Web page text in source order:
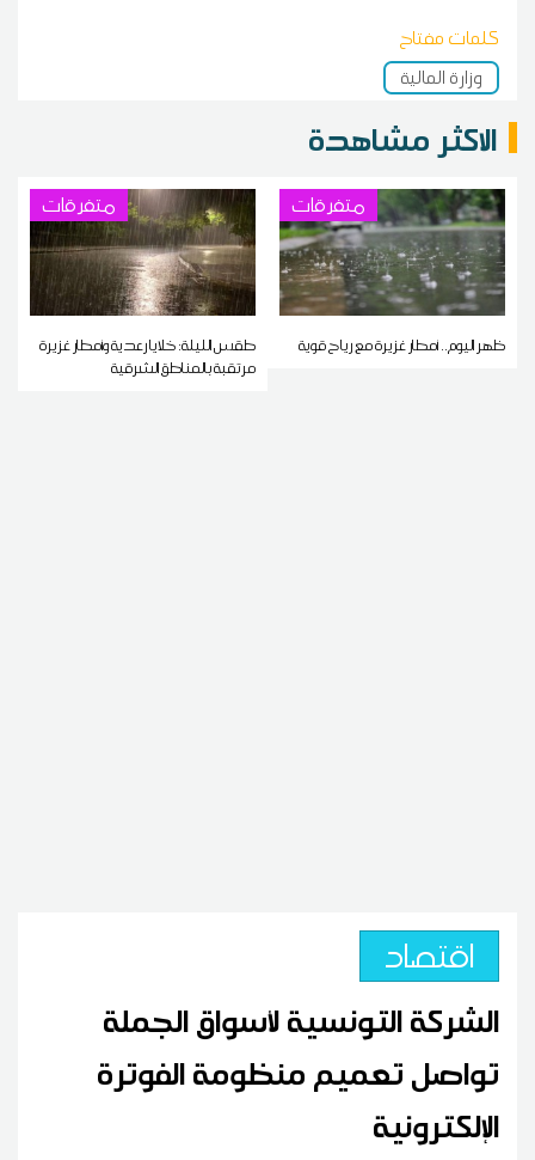
كلمات مفتاح
وزارة المالية
الاكثر مشاهدة
متفرقات
ظهر اليوم.. أمطار غزيرة مع رياح قوية
متفرقات
طقس الليلة: خلايا رعدية وأمطار غزيرة
مرتقبة بالمناطق الشرقية
اقتصاد
الشركة التونسية لأسواق الجملة
تواصل تعميم منظومة الفوترة
الإلكترونية